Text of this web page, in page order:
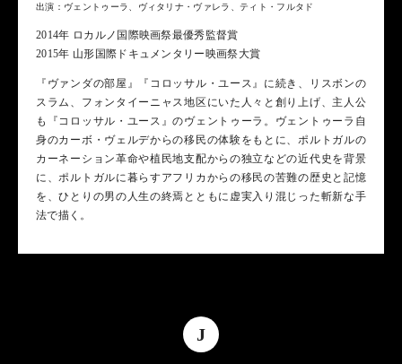
出演：ヴェントゥーラ、ヴィタリナ・ヴァレラ、ティト・フルタド
2014年 ロカルノ国際映画祭最優秀監督賞
2015年 山形国際ドキュメンタリー映画祭大賞
『ヴァンダの部屋』『コロッサル・ユース』に続き、リスボンの
スラム、フォンタイーニャス地区にいた人々と創り上げ、主人公
も『コロッサル・ユース』のヴェントゥーラ。ヴェントゥーラ自
身のカーボ・ヴェルデからの移民の体験をもとに、ポルトガルの
カーネーション革命や植民地支配からの独立などの近代史を背景
に、ポルトガルに暮らすアフリカからの移民の苦難の歴史と記憶
を、ひとりの男の人生の終焉とともに虚実入り混じった斬新な手
法で描く。
J